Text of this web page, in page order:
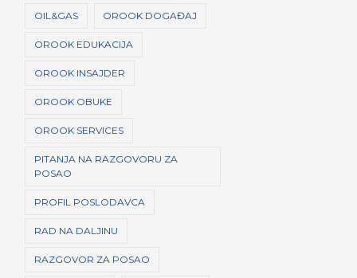
OIL&GAS OROOK DOGAĐAJ
OROOK EDUKACIJA
OROOK INSAJDER
OROOK OBUKE
OROOK SERVICES
PITANJA NA RAZGOVORU ZA
POSAO
PROFIL POSLODAVCA
RAD NA DALJINU
RAZGOVOR ZA POSAO